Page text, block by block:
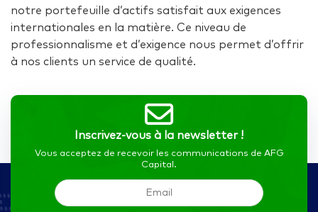
notre portefeuille d’actifs satisfait aux exigences
internationales en la matière. Ce niveau de
professionnalisme et d’exigence nous permet d’offrir
à nos clients un service de qualité.
Inscrivez-vous à la newsletter !
Vous acceptez de recevoir les communications de AFG
Capital.